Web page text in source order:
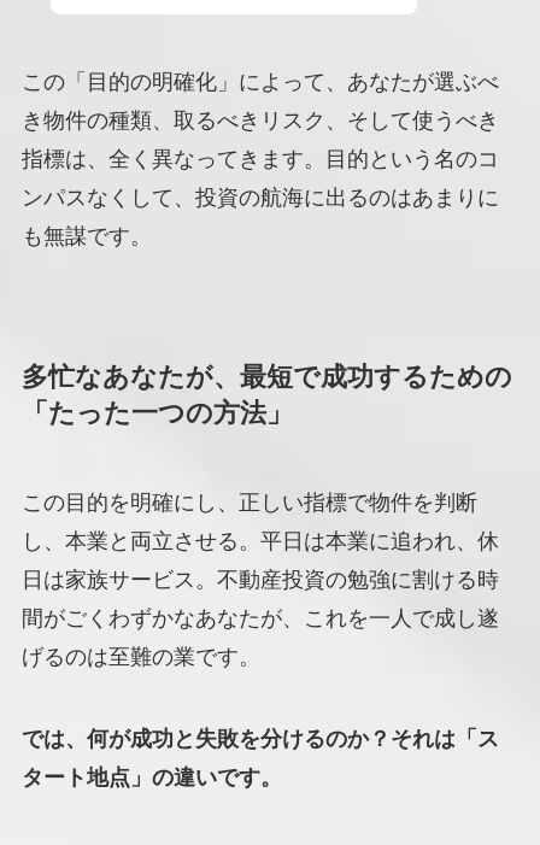
この「目的の明確化」によって、あなたが選ぶべ
き物件の種類、取るべきリスク、そして使うべき
指標は、全く異なってきます。目的という名のコ
ンパスなくして、投資の航海に出るのはあまりに
も無謀です。
多忙なあなたが、最短で成功するための
「たった一つの方法」
この目的を明確にし、正しい指標で物件を判断
し、本業と両立させる。平日は本業に追われ、休
日は家族サービス。不動産投資の勉強に割ける時
間がごくわずかなあなたが、これを一人で成し遂
げるのは至難の業です。
では、何が成功と失敗を分けるのか？それは「ス
タート地点」の違いです。